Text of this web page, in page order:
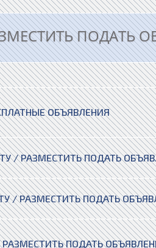
ПОДАТЬ
ОБЪЯВЛЕНИЯ
/ РАЗМЕСТИТЬ ПОДАТЬ
/ РАЗМЕСТИТЬ ПОДАТЬ
ПОДАТЬ